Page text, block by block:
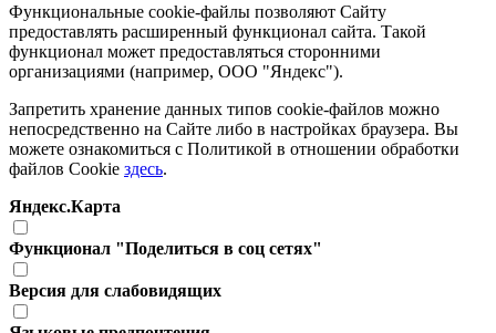
Функциональные cookie-файлы позволяют Сайту
предоставлять расширенный функционал сайта. Такой
функционал может предоставляться сторонними
организациями (например, ООО "Яндекс").
Запретить хранение данных типов cookie-файлов можно
непосредственно на Сайте либо в настройках браузера. Вы
можете ознакомиться с Политикой в отношении обработки
файлов Cookie здесь.
Яндекс.Карта
Функционал "Поделиться в соц сетях"
Версия для слабовидящих